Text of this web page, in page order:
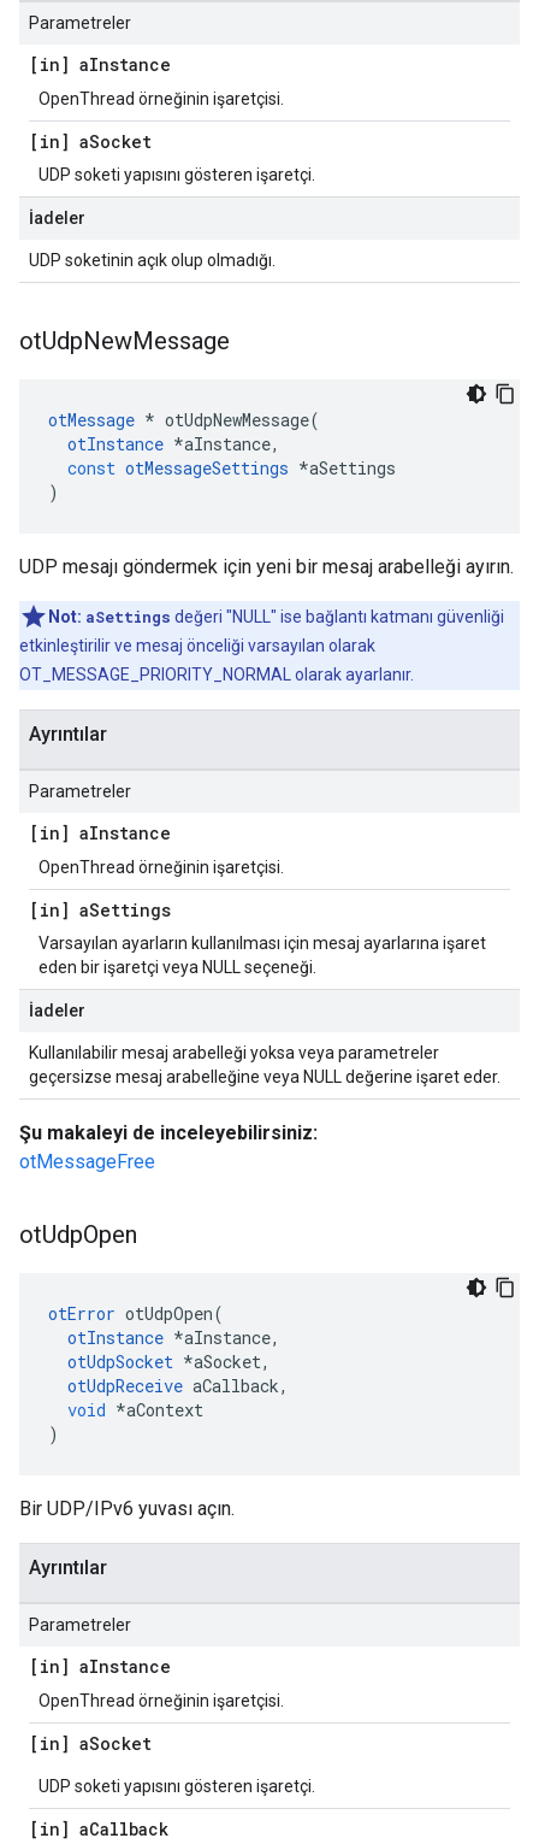
Parametreler
[in] aInstance
OpenThread örneğinin işaretçisi.
[in] aSocket
UDP soketi yapısını gösteren işaretçi.
İadeler
UDP soketinin açık olup olmadığı.
otUdpNewMessage
otMessage * otUdpNewMessage(
otInstance *aInstance,
const otMessageSettings *aSettings
)
UDP mesajı göndermek için yeni bir mesaj arabelleği ayırın.
Not: aSettings değeri "NULL" ise bağlantı katmanı güvenliği
etkinleştirilir ve mesaj önceliği varsayılan olarak
OT_MESSAGE_PRIORITY_NORMAL olarak ayarlanır.
Ayrıntılar
Parametreler
[in] aInstance
OpenThread örneğinin işaretçisi.
[in] aSettings
Varsayılan ayarların kullanılması için mesaj ayarlarına işaret
eden bir işaretçi veya NULL seçeneği.
İadeler
Kullanılabilir mesaj arabelleği yoksa veya parametreler
geçersizse mesaj arabelleğine veya NULL değerine işaret eder.
Şu makaleyi de inceleyebilirsiniz:
otMessageFree
otUdpOpen
otError otUdpOpen(
otInstance *aInstance,
otUdpSocket *aSocket,
otUdpReceive aCallback,
void *aContext
)
Bir UDP/IPv6 yuvası açın.
Ayrıntılar
Parametreler
[in] aInstance
OpenThread örneğinin işaretçisi.
[in] aSocket
UDP soketi yapısını gösteren işaretçi.
[in] aCallback